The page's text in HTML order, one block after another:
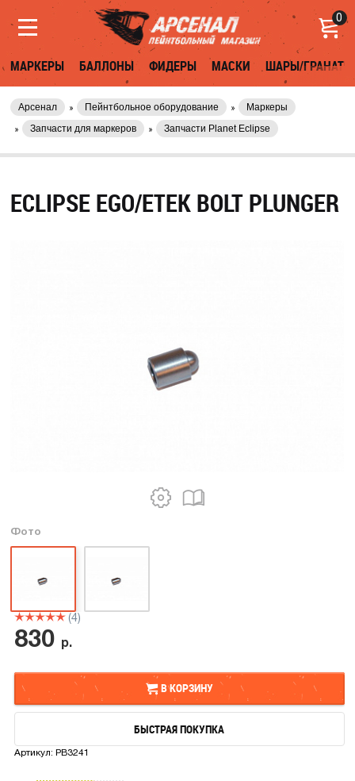
0
МАРКЕРЫ БАЛЛОНЫ ФИДЕРЫ МАСКИ ШАРЫ/ГРАНАТЫ
Арсенал Пейнтбольное оборудование
Маркеры
Запчасти для маркеров
Запчасти Planet Eclipse
ECLIPSE EGO/ETEK BOLT PLUNGER
Фото
(4)
830 р.
В КОРЗИНУ
В КОРЗИНУ
БЫСТРАЯ ПОКУПКА
Артикул:PB3241